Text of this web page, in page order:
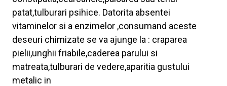
patat,tulburari psihice. Datorita absentei
vitaminelor si a enzimelor ,consumand aceste
deseuri chimizate se va ajunge la : craparea
pielii,unghii friabile,caderea parului si
matreata,tulburari de vedere,aparitia gustului
metalic in